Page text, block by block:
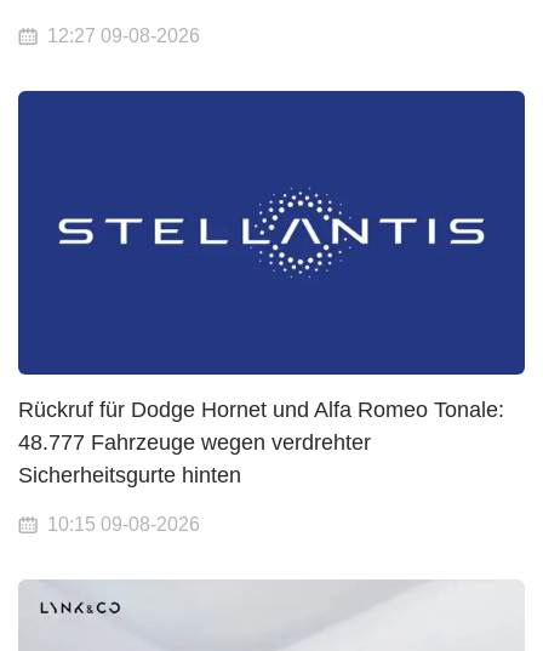
12:27 09-08-2026
Rückruf für Dodge Hornet und Alfa Romeo Tonale:
48.777 Fahrzeuge wegen verdrehter
Sicherheitsgurte hinten
10:15 09-08-2026